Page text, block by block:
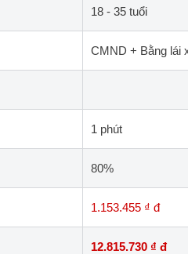
18 - 35 tuổi
CMND + Bằng lái
1 phút
80%
1.153.455 ₫ đ
12.815.730 ₫ đ